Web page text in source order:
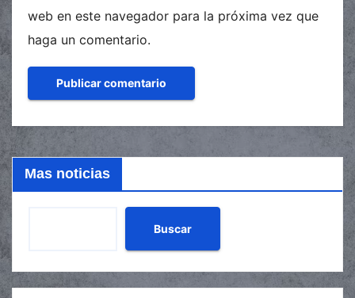
web en este navegador para la próxima vez que
haga un comentario.
Mas noticias
Buscar